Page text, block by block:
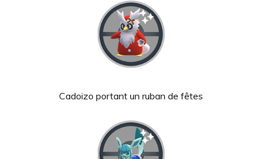
Cadoizo portant un ruban de fêtes